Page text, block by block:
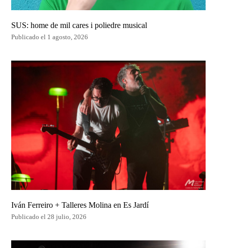
SUS: home de mil cares i poliedre musical
Publicado el 1 agosto, 2026
Iván Ferreiro + Talleres Molina en Es Jardí
Publicado el 28 julio, 2026